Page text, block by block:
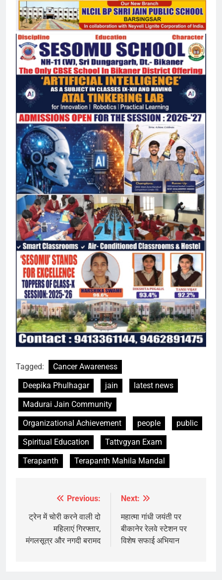
Tagged:
Cancer Awareness
Deepika Phulhagar
jain
latest news
Madurai Jain Community
Organizational Achievement
people
public
Spiritual Education
Tattvgyan Exam
Terapanth
Terapanth Mahila Mandal
navigation
Previous:
ट्रेन में चोरी करने वाली दो
महिलाएं गिरफ्तार,
मंगलसूत्र और नगदी बरामद
Next:
महात्मा गांधी जयंती पर
बीकानेर रेलवे स्टेशन पर
विशेष सफाई अभियान